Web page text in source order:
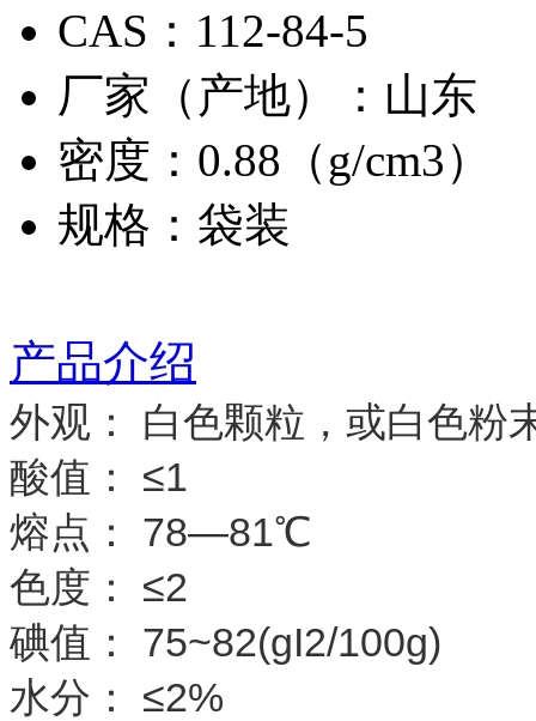
CAS：112-84-5
厂家（产地）：山东
密度：0.88（g/cm3）
规格：袋装
产品介绍
外观： 白色颗粒，或白色粉
酸值： ≤1
熔点： 78—81℃
色度： ≤2
碘值： 75~82(gI2/100g)
水分： ≤2%